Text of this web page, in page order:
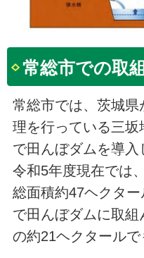
常総市での取組
常総市では、茨城
理を行っている三
で田んぼダムを導入
令和5年度現在では
総面積約47ヘクタ
で田んぼダムに取組
の約21ヘクタールで